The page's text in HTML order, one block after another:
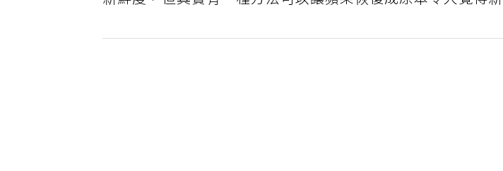
新鮮度，但其實有一種方法可以讓蘋果恢復成原本令人覺得新